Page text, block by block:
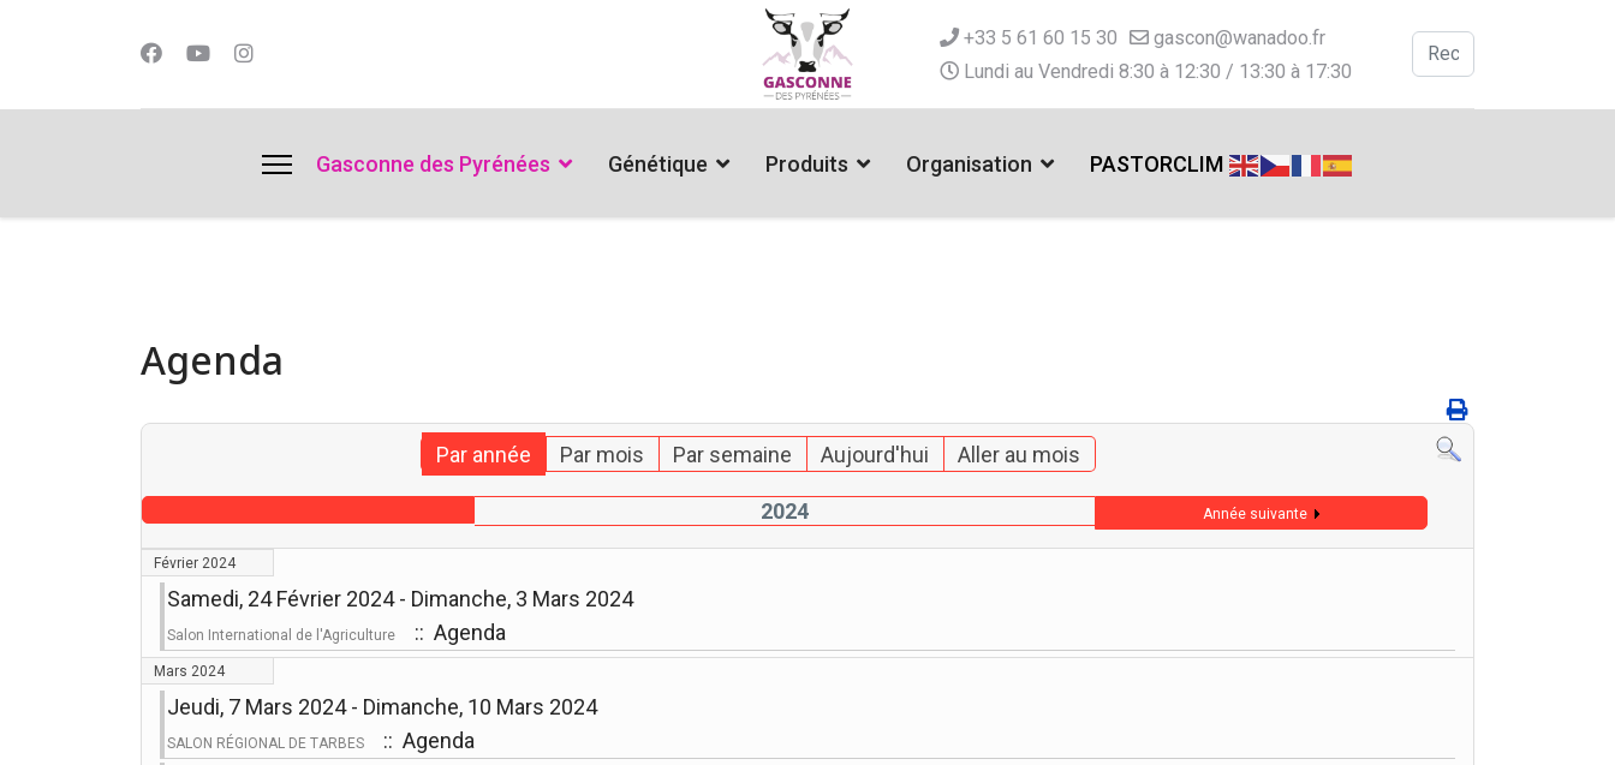
+33 5 61 60 15 30
gascon@wanadoo.fr
Lundi au Vendredi 8:30 à 12:30 / 13:30 à 17:30
Valider
Gasconne des Pyrénées Génétique Produits Organisation PASTORCLIM
Agenda
Par année Par mois Par semaine Aujourd'hui Aller au mois
2024 Année suivante
Février 2024
Samedi, 24 Février 2024 - Dimanche, 3 Mars 2024
Salon International de l'Agriculture :: Agenda
Mars 2024
Jeudi, 7 Mars 2024 - Dimanche, 10 Mars 2024
SALON RÉGIONAL DE TARBES
:: Agenda